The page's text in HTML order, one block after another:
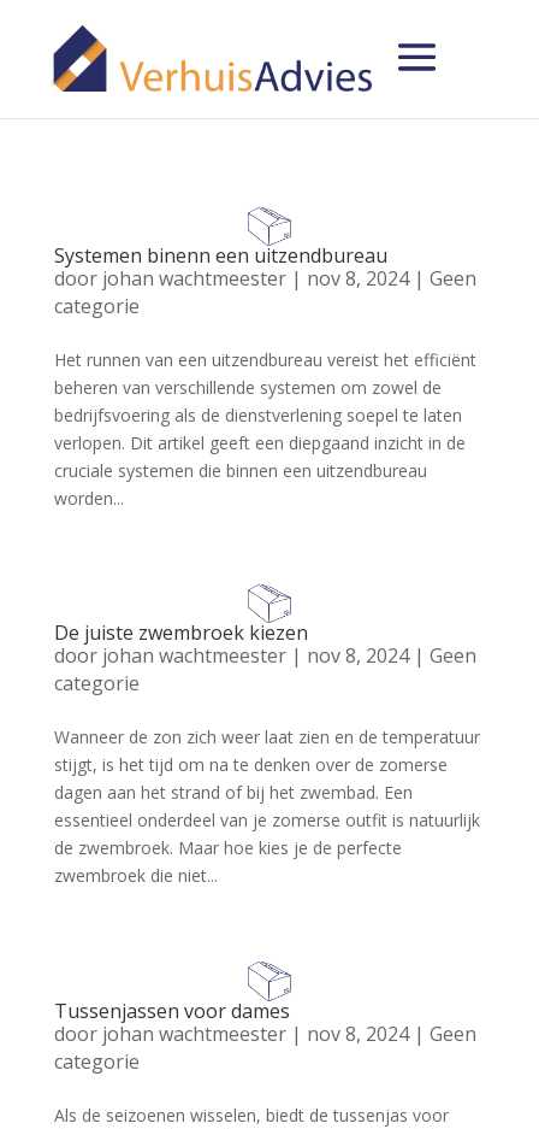
Systemen binenn een uitzendbureau
door johan wachtmeester| nov 8, 2024| Geen
categorie
Het runnen van een uitzendbureau vereist het efficiënt
beheren van verschillende systemen om zowel de
bedrijfsvoering als de dienstverlening soepel te laten
verlopen. Dit artikel geeft een diepgaand inzicht in de
cruciale systemen die binnen een uitzendbureau
worden...
De juiste zwembroek kiezen
door johan wachtmeester| nov 8, 2024| Geen
categorie
Wanneer de zon zich weer laat zien en de temperatuur
stijgt, is het tijd om na te denken over de zomerse
dagen aan het strand of bij het zwembad. Een
essentieel onderdeel van je zomerse outfit is natuurlijk
de zwembroek. Maar hoe kies je de perfecte
zwembroek die niet...
Tussenjassen voor dames
door johan wachtmeester| nov 8, 2024| Geen
categorie
Als de seizoenen wisselen, biedt de tussenjas voor